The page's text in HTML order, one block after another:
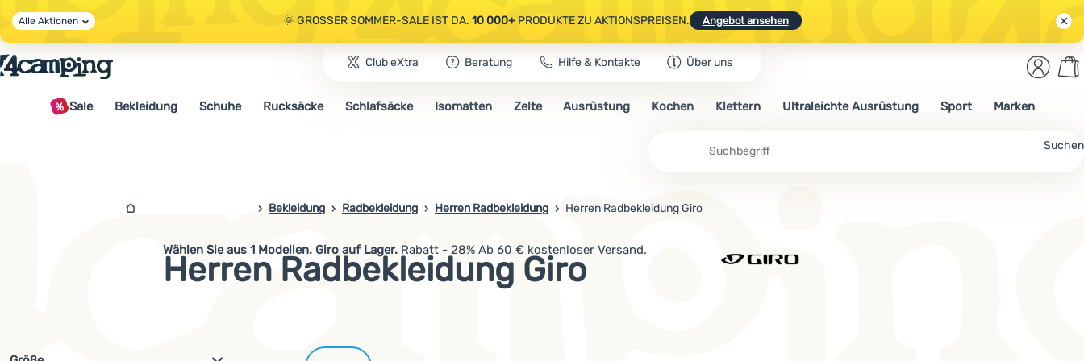
🌞 GROSSER SOMMER-SALE IST DA. 10 000+PRODUKTE ZU AKTIONSPREISEN. Angebot ansehen
🤫 - 10 % AUF AUSGEWÄHLTE CAMPING- & WANDERAUSRÜSTUNG.CODE OUT10 NUTZEN.
🌞 GROSSER SOMMER-SALE IST DA.10 000+PRODUKTE ZU AKTIONSPREISEN. Angebot ansehen
Alle Aktionen
Club eXtra Beratung Hilfe & Kontakte Über uns
Suchen
Anmelden
Sale Bekleidung Schuhe Rucksäcke Schlafsäcke Isomatten Zelte Ausrüstung Kochen Klettern Ultraleichte Ausrüstung Sport Marken
4campingshop.de
Bekleidung Radbekleidung Herren Radbekleidung Herren Radbekleidung Giro
Herren Radbekleidung Giro
Wählen Sie aus 1 Modellen. Giro auf Lager. Rabatt - 28% Ab 60 € kostenloser Versand.